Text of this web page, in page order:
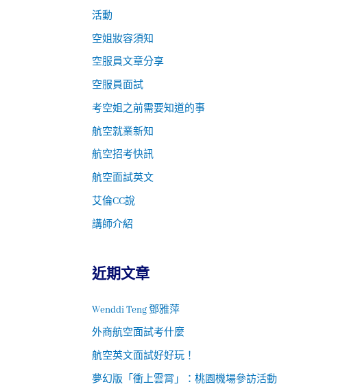
活動
空姐妝容須知
空服員文章分享
空服員面試
考空姐之前需要知道的事
航空就業新知
航空招考快訊
航空面試英文
艾倫CC說
講師介紹
近期文章
Wenddi Teng 鄧雅萍
外商航空面試考什麼
航空英文面試好好玩！
夢幻版「衝上雲霄」：桃園機場參訪活動